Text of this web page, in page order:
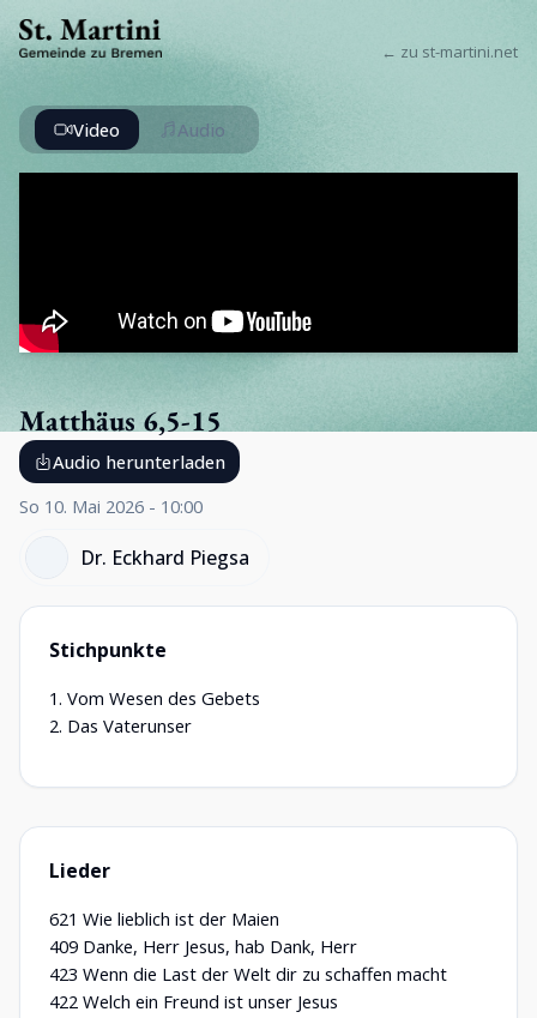
← zu st-martini.net
Video Audio
Matthäus 6,5-15
Audio herunterladen
So 10. Mai 2026 - 10:00
Dr. Eckhard Piegsa
Stichpunkte
1. Vom Wesen des Gebets
2. Das Vaterunser
Lieder
621 Wie lieblich ist der Maien
409 Danke, Herr Jesus, hab Dank, Herr
423 Wenn die Last der Welt dir zu schaffen macht
422 Welch ein Freund ist unser Jesus